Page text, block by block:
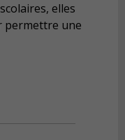
elles
permettre une